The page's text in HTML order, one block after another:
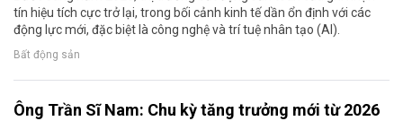
tín hiệu tích cực trở lại, trong bối cảnh kinh tế dần ổn định với các
động lực mới, đặc biệt là công nghệ và trí tuệ nhân tạo (AI).
Bất động sản
Ông Trần Sĩ Nam: Chu kỳ tăng trưởng mới từ 2026